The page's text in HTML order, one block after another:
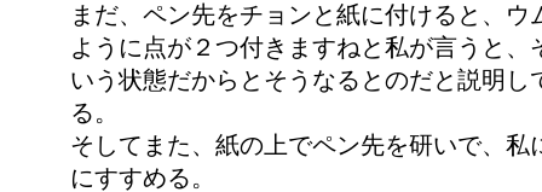
まだ、ペン先をチョンと紙に付けると、ウ
ように点が２つ付きますねと私が言うと、
いう状態だからとそうなるとのだと説明し
る。
そしてまた、紙の上でペン先を研いで、私
にすすめる。